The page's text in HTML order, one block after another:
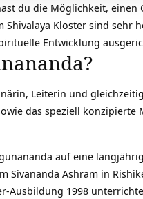
du die Möglichkeit,
Kloster sind
Entwicklung
Leiterin und
das speziell konzipierte
auf eine
Sivananda Ashram in
Ausbildung 1998